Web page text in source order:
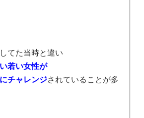
てた当時と違い
若い女性が
チャレンジされていることが多